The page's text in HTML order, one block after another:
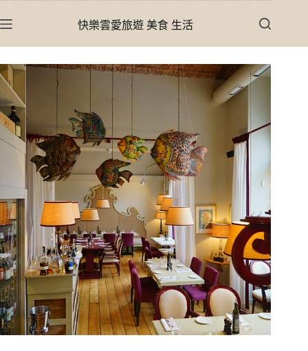
至
內
容
快樂雲愛旅遊 美食 生活